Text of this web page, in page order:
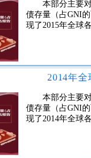
本部分主要
债存量（占GNI
现了2015年全球
本部分主要
债存量（占GNI
现了2014年全球